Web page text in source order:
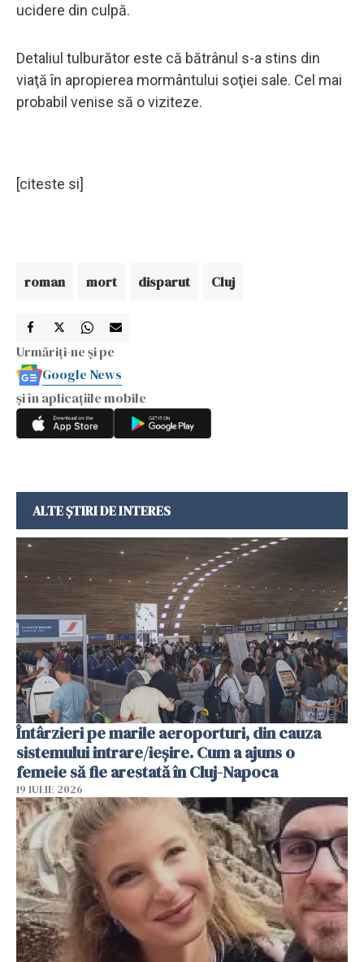
ucidere din culpă.
Detaliul tulburător este că bătrânul s-a stins din
viaţă în apropierea mormântului soţiei sale. Cel mai
probabil venise să o viziteze.
[citeste si]
roman mort disparut Cluj
Urmăriți-ne și pe
Google News
și în aplicațiile mobile
ALTE ȘTIRI DE INTERES
Întârzieri pe marile aeroporturi, din cauza
sistemului intrare/ieșire. Cum a ajuns o
femeie să fie arestată în Cluj-Napoca
19 IULIE 2026